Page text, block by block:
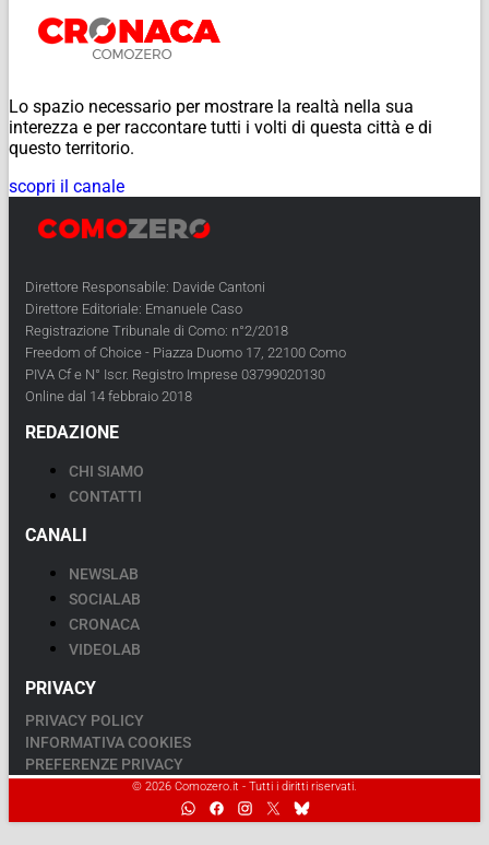
Lo spazio necessario per mostrare la realtà nella sua
interezza e per raccontare tutti i volti di questa città e di
questo territorio.
scopri il canale
Direttore Responsabile: Davide Cantoni
Direttore Editoriale: Emanuele Caso
Registrazione Tribunale di Como: n°2/2018
Freedom of Choice - Piazza Duomo 17, 22100 Como
PIVA Cf e N° Iscr. Registro Imprese 03799020130
Online dal 14 febbraio 2018
REDAZIONE
CHI SIAMO
CONTATTI
CANALI
NEWSLAB
SOCIALAB
CRONACA
VIDEOLAB
PRIVACY
PRIVACY POLICY
INFORMATIVA COOKIES
PREFERENZE PRIVACY
© 2026 Comozero.it - Tutti i diritti riservati.